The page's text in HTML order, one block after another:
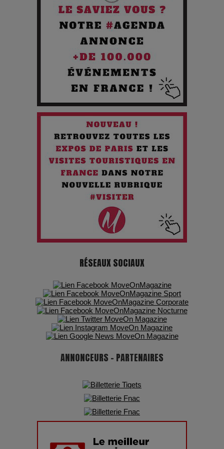
Pourquoi les Petites Entreprises Créatives Deviennent les
Cibles des Hackers
Les 3 meilleures destinations pour des vacances sportives
Quand l'Opéra Rencontre l'IA : Lola Volonakis, l'Artiste du
Paradoxe qui Chante le Futur
Chien 51 - Quand l’IA prend le pouvoir : une plongée dans un
futur troublant
Maïra Kerey, la “voix d’or du Kazakhstan”, célèbre ses 30
ans de carrière à la Salle Gaveau
Les dessous de la fast fashion : un désastre écologique en
7 Techniques Secrètes des Photographes de Stars
Adieu Jean-Pat : rire au bord du précipice
Pharaonic Festival 2025 : 10 ans d’électro sous les
montagnes, une fête à ne pas manquer
RÉSEAUX SOCIAUX
ANNONCEURS - PARTENAIRES